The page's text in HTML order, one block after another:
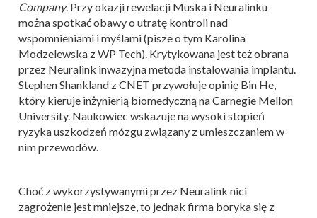
Company. Przy okazji rewelacji Muska i Neuralinku
można spotkać obawy o utratę kontroli nad
wspomnieniami i myślami (pisze o tym Karolina
Modzelewska z WP Tech). Krytykowana jest też obrana
przez Neuralink inwazyjna metoda instalowania implantu.
Stephen Shankland z CNET przywołuje opinię Bin He,
który kieruje inżynierią biomedyczną na Carnegie Mellon
University. Naukowiec wskazuje na wysoki stopień
ryzyka uszkodzeń mózgu związany z umieszczaniem w
nim przewodów.
Choć z wykorzystywanymi przez Neuralink nici
zagrożenie jest mniejsze, to jednak firma boryka się z